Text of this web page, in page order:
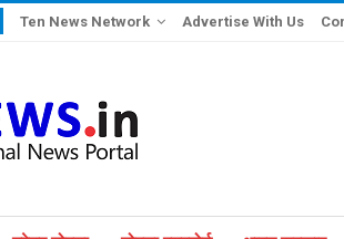
Ten News Network Advertise With Us